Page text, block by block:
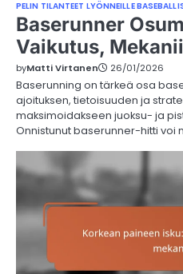
PELIN TILANTEET LYÖNNEILLE
Baserunner
Vaikutus,
byMatti Virtanen 26/01/2026
Baserunning on tärkeä osa
ajoituksen, tietoisuuden ja
maksimoidakseen juoksu- ja
Onnistunut baserunner-hitti voi